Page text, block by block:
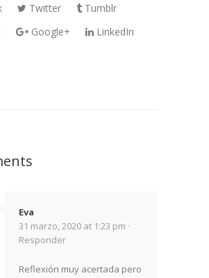
Twitter
Tumblr
Google+
LinkedIn
Eva
31 marzo, 2020 at 1:23 pm ·
Responder
Reflexión muy acertada pero